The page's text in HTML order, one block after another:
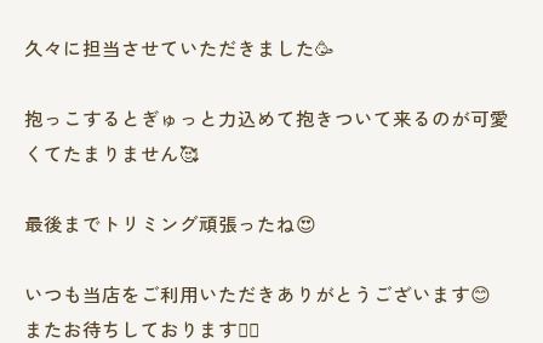
久々に担当させていただきました🥳
抱っこするとぎゅっと力込めて抱きついて来るのが可愛
くてたまりません🥰
最後までトリミング頑張ったね😍
いつも当店をご利用いただきありがとうございます😊
またお待ちしております❤️‍🔥